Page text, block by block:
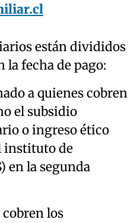
están divididos
la fecha de pago:
a quienes cobren
el subsidio
o ingreso ético
instituto de
en la segunda
los